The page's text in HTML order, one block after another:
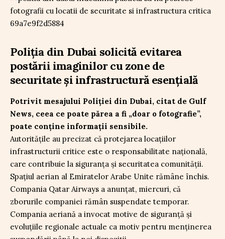
Poliția din Dubai solicită evitarea
postării imaginilor cu zone de
securitate și infrastructură esențială
Potrivit mesajului Poliției din Dubai, citat de Gulf
News, ceea ce poate părea a fi „doar o fotografie”,
poate conține informații sensibile.
Autoritățile au precizat că protejarea locațiilor
infrastructurii critice este o responsabilitate națională,
care contribuie la siguranța și securitatea comunității.
Spațiul aerian al Emiratelor Arabe Unite rămâne închis.
Compania Qatar Airways a anunțat, miercuri, că
zborurile companiei rămân suspendate temporar.
Compania aeriană a invocat motive de siguranță și
evoluțiile regionale actuale ca motiv pentru menținerea